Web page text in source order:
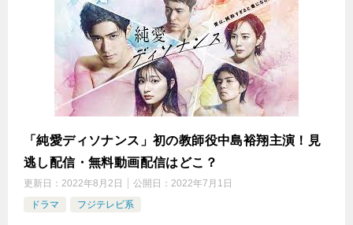
「純愛ディソナンス」初の教師役中島裕翔主演！見
逃し配信・無料動画配信はどこ？
更新日： 2022年8月2日 公開日： 2022年7月1日
ドラマ
フジテレビ系